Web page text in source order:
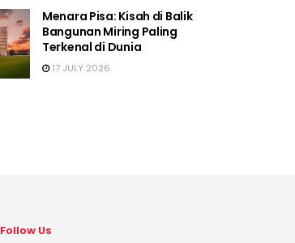
Menara Pisa: Kisah di Balik
Bangunan Miring Paling
Terkenal di Dunia
17 JULY 2026
Follow Us